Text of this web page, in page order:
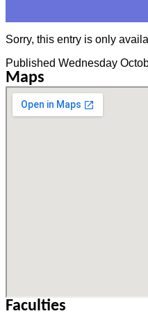
Sorry, this entry is only
Published Wednesday
Maps
Faculties